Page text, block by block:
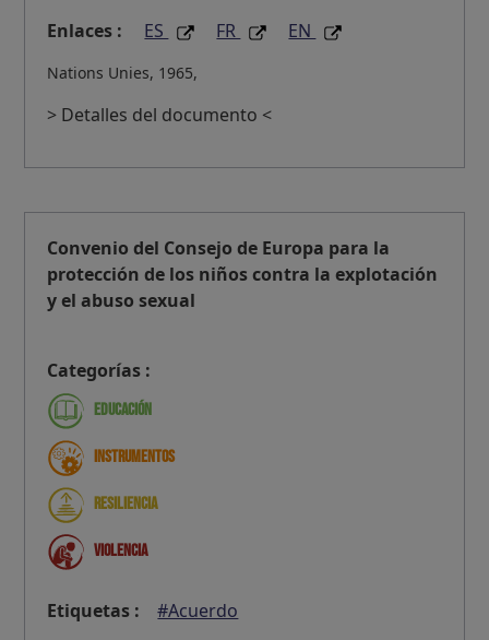
Enlaces :
ES FR EN
Nations Unies, 1965,
> Detalles del documento <
Convenio del Consejo de Europa para la
protección de los niños contra la explotación
y el abuso sexual
Categorías :
Educación
Instrumentos
Resiliencia
Violencia
Etiquetas :
#Acuerdo